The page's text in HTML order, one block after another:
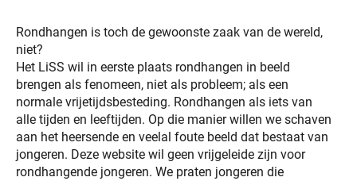
Rondhangen is toch de gewoonste zaak van de wereld,
niet?
Het LiSS wil in eerste plaats rondhangen in beeld
brengen als fenomeen, niet als probleem; als een
normale vrijetijdsbesteding. Rondhangen als iets van
alle tijden en leeftijden. Op die manier willen we schaven
aan het heersende en veelal foute beeld dat bestaat van
jongeren. Deze website wil geen vrijgeleide zijn voor
rondhangende jongeren. We praten jongeren die